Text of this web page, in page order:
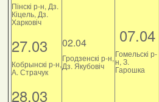
Пінскі р-н, Дз.
Кіцель, Дз.
Харковіч
27.03
Кобрынскі р-н,
А. Страчук
28.03
02.04
Гродзенскі р-н,
Дз. Якубовіч
07.04
Гомельскі р-
н, З.
Гарошка